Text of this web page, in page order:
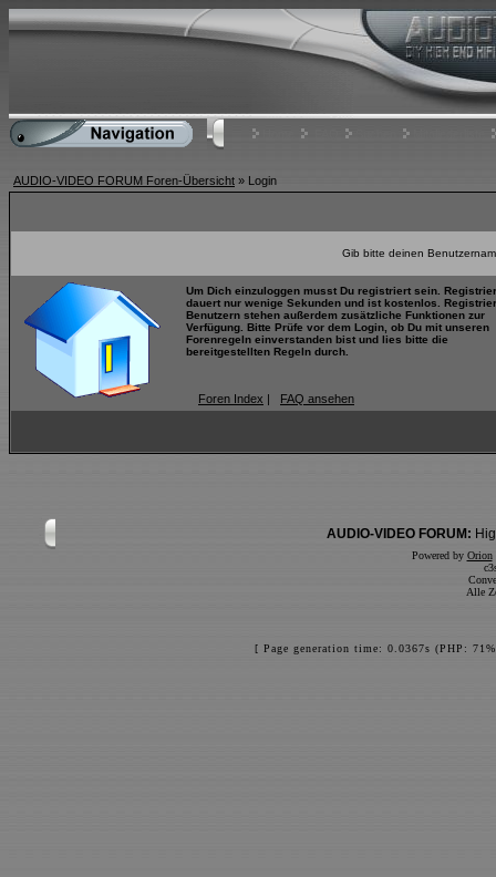
AUDIO-VIDEO FORUM Foren-Übersicht » Login
Gib bitte deinen
Um Dich einzuloggen musst Du registriert sein.
dauert nur wenige Sekunden und ist kostenlos.
Benutzern stehen außerdem zusätzliche Funktionen zur
Verfügung. Bitte Prüfe vor dem Login, ob Du mit unseren
Forenregeln einverstanden bist und lies bitte die
bereitgestellten Regeln durch.
Foren Index | FAQ ansehen
AUDIO-VIDEO FORUM:
Powered by Orion
Alle
[ Page generation time: 0.0367s (PHP: